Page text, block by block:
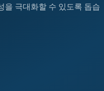
을 극대화할 수 있도록 돕습